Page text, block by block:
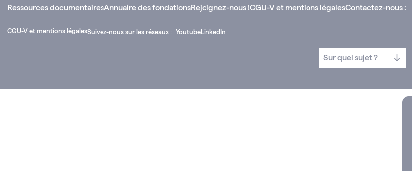
Ressources documentairesAnnuaire des fondationsRejoignez-nous !CGU-V et mentions légalesContactez-nous :
CGU-V et mentions légalesSuivez-nous sur les réseaux : YoutubeLinkedIn